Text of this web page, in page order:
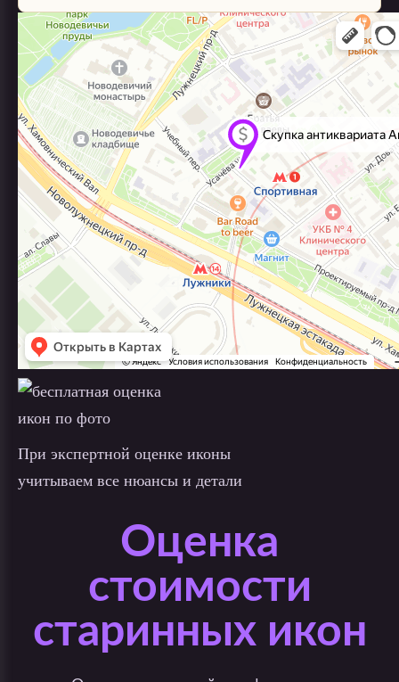
При экспертной оценке иконы
учитываем все нюансы и детали
Оценка
стоимости
старинных икон